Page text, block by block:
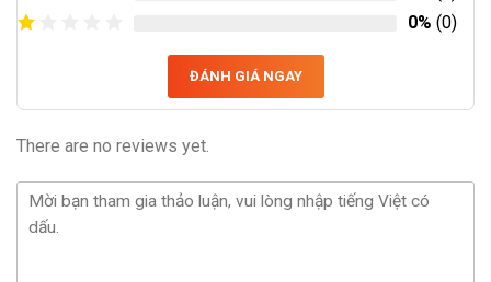
0% (0)
ĐÁNH GIÁ NGAY
There are no reviews yet.